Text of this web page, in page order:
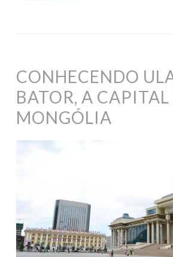
CONHECENDO
BATOR, A CAPITAL
MONGÓLIA